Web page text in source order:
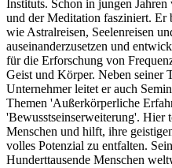
Instituts. Schon in jungen
und der Meditation fasziniert. Er
wie Astralreisen, Seelenreisen
auseinanderzusetzen und
für die Erforschung von
Geist und Körper. Neben seiner
Unternehmer leitet er auch
Themen 'Außerkörperliche
'Bewusstseinserweiterung'. Hier
Menschen und hilft, ihre
volles Potenzial zu entfalten.
Hunderttausende Menschen